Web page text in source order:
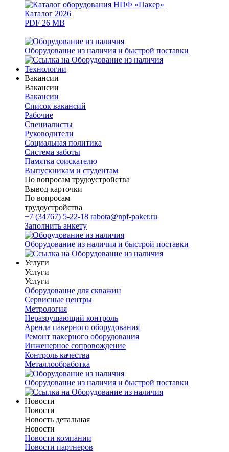
Каталог 2026
PDF 26 MB
Оборудование из наличия и быстрой поставки
Технологии
Вакансии
Вакансии
Вакансии
Список вакансий
Рабочие
Специалисты
Руководители
Cоциальная политика
Система заботы
Памятка соискателю
Выпускникам и студентам
По вопросам трудоустройства
Вывод карточки
По вопросам
трудоустройства
+7 (34767) 5-22-18 rabota@npf-paker.ru
Заполнить анкету
Оборудование из наличия и быстрой поставки
Услуги
Услуги
Услуги
Оборудование для скважин
Сервисные центры
Метрология
Неразрушающий контроль
Аренда пакерного оборудования
Ремонт пакерного оборудования
Инженерное сопровождение
Контроль качества
Металлообработка
Оборудование из наличия и быстрой поставки
Новости
Новости
Новость детальная
Новости
Новости компании
Новости партнеров